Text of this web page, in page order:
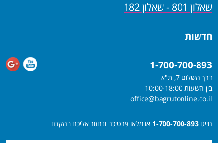
שאלון 801 - שאלון 182
חדשות
1-700-700-893
דרך השלום 7, ת"א
בין השעות 10:00-18:00
office@bagrutonline.co.il
חייגו 1-700-700-893 או מלאו פרטיכם ונחזור אליכם בהקדם